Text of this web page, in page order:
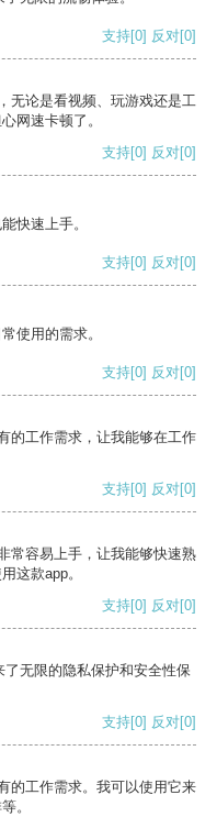
支持[0] 反对[0]
无论是看视频、玩游戏还是工
网速卡顿了。
支持[0] 反对[0]
快速上手。
支持[0] 反对[0]
使用的需求。
支持[0] 反对[0]
的工作需求，让我能够在工作
支持[0] 反对[0]
常容易上手，让我能够快速熟
这款app。
支持[0] 反对[0]
无限的隐私保护和安全性保
支持[0] 反对[0]
的工作需求。我可以使用它来
。